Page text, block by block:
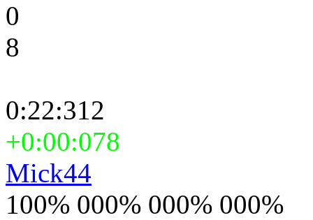
0
8
0:22:312
+0:00:078
Mick44
100% 000% 000% 000%